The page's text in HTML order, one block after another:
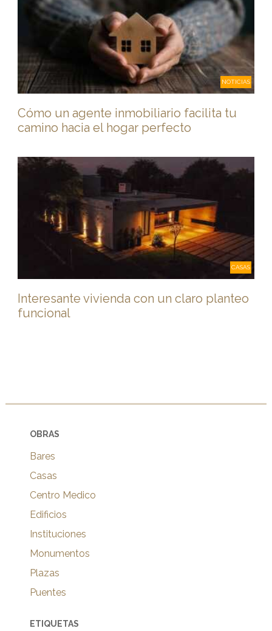
NOTICIAS
Cómo un agente inmobiliario facilita tu
camino hacia el hogar perfecto
CASAS
Interesante vivienda con un claro planteo
funcional
OBRAS
Bares
Casas
Centro Medico
Edificios
Instituciones
Monumentos
Plazas
Puentes
ETIQUETAS